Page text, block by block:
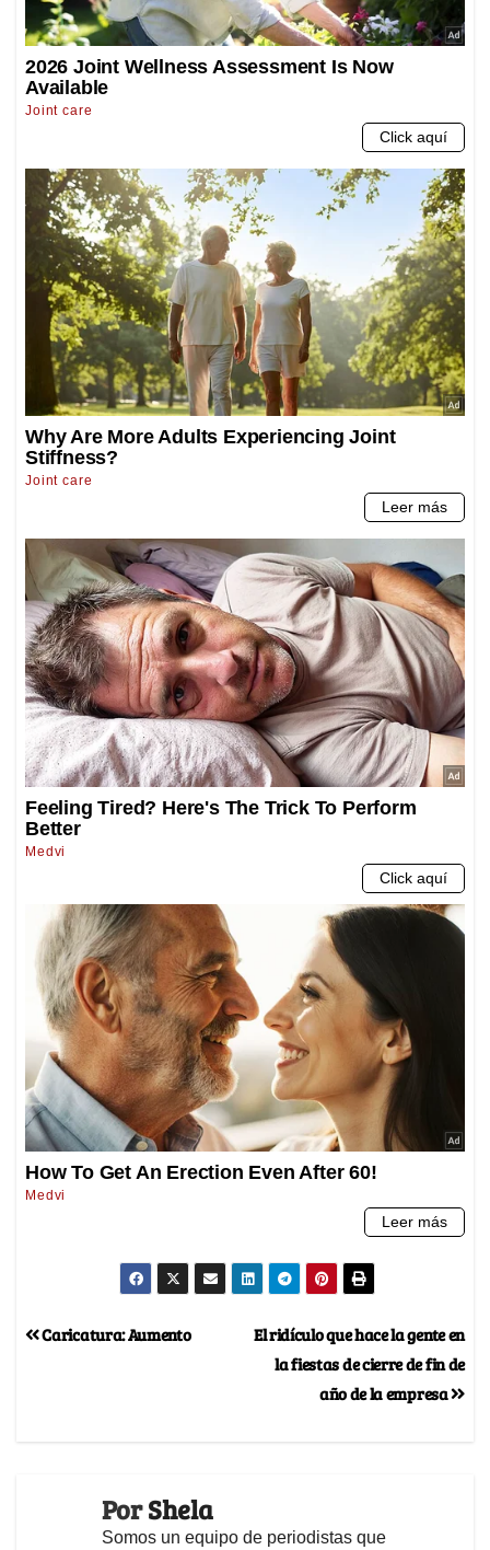
El ridículo que hace la gente en
la fiestas de cierre de fin de
año de la empresa
Caricatura: Aumento
PorShela
Somos un equipo de periodistas que